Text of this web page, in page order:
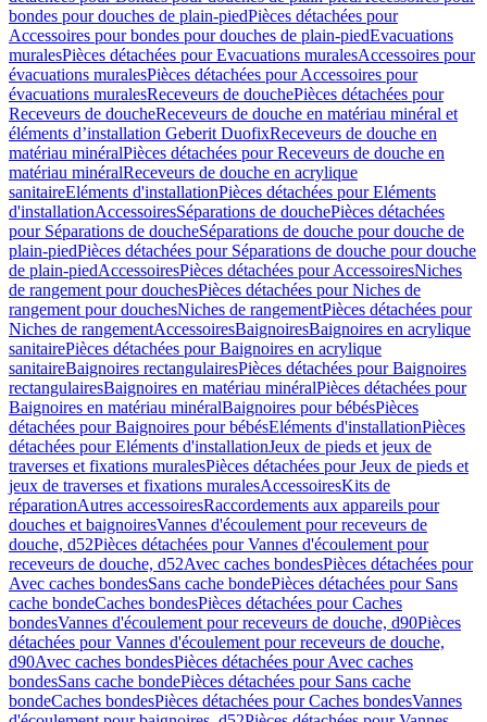
bondes pour douches de plain-piedPièces détachées pour
Accessoires pour bondes pour douches de plain-piedEvacuations
muralesPièces détachées pour Evacuations muralesAccessoires pour
évacuations muralesPièces détachées pour Accessoires pour
évacuations muralesReceveurs de douchePièces détachées pour
Receveurs de doucheReceveurs de douche en matériau minéral et
éléments d’installation Geberit DuofixReceveurs de douche en
matériau minéralPièces détachées pour Receveurs de douche en
matériau minéralReceveurs de douche en acrylique
sanitaireEléments d'installationPièces détachées pour Eléments
d'installationAccessoiresSéparations de douchePièces détachées
pour Séparations de doucheSéparations de douche pour douche de
plain-piedPièces détachées pour Séparations de douche pour douche
de plain-piedAccessoiresPièces détachées pour AccessoiresNiches
de rangement pour douchesPièces détachées pour Niches de
rangement pour douchesNiches de rangementPièces détachées pour
Niches de rangementAccessoiresBaignoiresBaignoires en acrylique
sanitairePièces détachées pour Baignoires en acrylique
sanitaireBaignoires rectangulairesPièces détachées pour Baignoires
rectangulairesBaignoires en matériau minéralPièces détachées pour
Baignoires en matériau minéralBaignoires pour bébésPièces
détachées pour Baignoires pour bébésEléments d'installationPièces
détachées pour Eléments d'installationJeux de pieds et jeux de
traverses et fixations muralesPièces détachées pour Jeux de pieds et
jeux de traverses et fixations muralesAccessoiresKits de
réparationAutres accessoiresRaccordements aux appareils pour
douches et baignoiresVannes d'écoulement pour receveurs de
douche, d52Pièces détachées pour Vannes d'écoulement pour
receveurs de douche, d52Avec caches bondesPièces détachées pour
Avec caches bondesSans cache bondePièces détachées pour Sans
cache bondeCaches bondesPièces détachées pour Caches
bondesVannes d'écoulement pour receveurs de douche, d90Pièces
détachées pour Vannes d'écoulement pour receveurs de douche,
d90Avec caches bondesPièces détachées pour Avec caches
bondesSans cache bondePièces détachées pour Sans cache
bondeCaches bondesPièces détachées pour Caches bondesVannes